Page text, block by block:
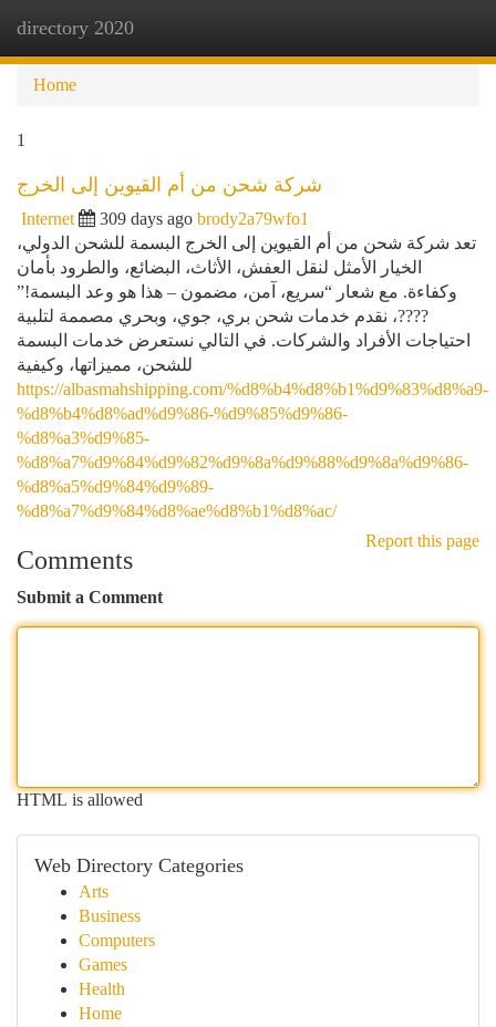
directory 2020
Home
1
شركة شحن من أم القيوين إلى الخرج
Internet 309 days ago brody2a79wfo1
تعد شركة شحن من أم القيوين إلى الخرج البسمة للشحن الدولي،
الخيار الأمثل لنقل العفش، الأثاث، البضائع، والطرود بأمان
وكفاءة. مع شعار “سريع، آمن، مضمون – هذا هو وعد البسمة!”
????، نقدم خدمات شحن بري، جوي، وبحري مصممة لتلبية
احتياجات الأفراد والشركات. في التالي نستعرض خدمات البسمة
للشحن، مميزاتها، وكيفية
https://albasmahshipping.com/%d8%b4%d8%b1%d9%83%d8%a9-
%d8%b4%d8%ad%d9%86-%d9%85%d9%86-
%d8%a3%d9%85-
%d8%a7%d9%84%d9%82%d9%8a%d9%88%d9%8a%d9%86-
%d8%a5%d9%84%d9%89-
%d8%a7%d9%84%d8%ae%d8%b1%d8%ac/
Report this page
Comments
Submit a Comment
HTML is allowed
Web Directory Categories
Arts
Business
Computers
Games
Health
Home